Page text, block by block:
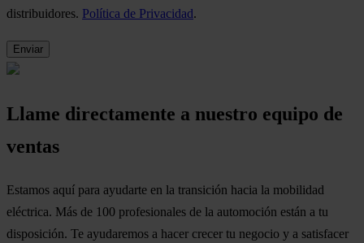
distribuidores. Política de Privacidad.
Llame directamente a nuestro equipo de
ventas
Estamos aquí para ayudarte en la transición hacia la mobilidad
eléctrica. Más de 100 profesionales de la automoción están a tu
disposición. Te ayudaremos a hacer crecer tu negocio y a satisfacer